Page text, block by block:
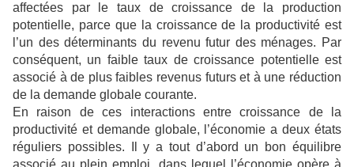
affectées par le taux de croissance de la production
potentielle, parce que la croissance de la productivité est
l’un des déterminants du revenu futur des ménages. Par
conséquent, un faible taux de croissance potentielle est
associé à de plus faibles revenus futurs et à une réduction
de la demande globale courante.
En raison de ces interactions entre croissance de la
productivité et demande globale, l’économie a deux états
réguliers possibles. Il y a tout d’abord un bon équilibre